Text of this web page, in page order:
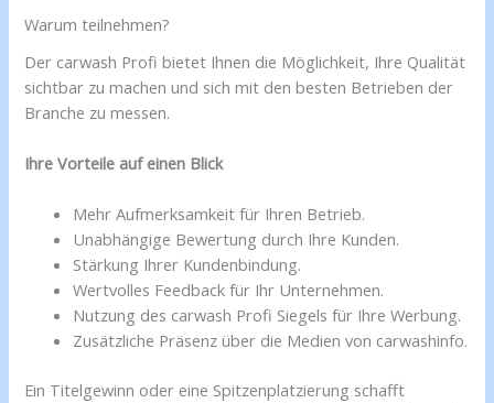
Warum teilnehmen?
Der carwash Profi bietet Ihnen die Möglichkeit, Ihre Qualität
sichtbar zu machen und sich mit den besten Betrieben der
Branche zu messen.
Ihre Vorteile auf einen Blick
Mehr Aufmerksamkeit für Ihren Betrieb.
Unabhängige Bewertung durch Ihre Kunden.
Stärkung Ihrer Kundenbindung.
Wertvolles Feedback für Ihr Unternehmen.
Nutzung des carwash Profi Siegels für Ihre Werbung.
Zusätzliche Präsenz über die Medien von carwashinfo.
Ein Titelgewinn oder eine Spitzenplatzierung schafft